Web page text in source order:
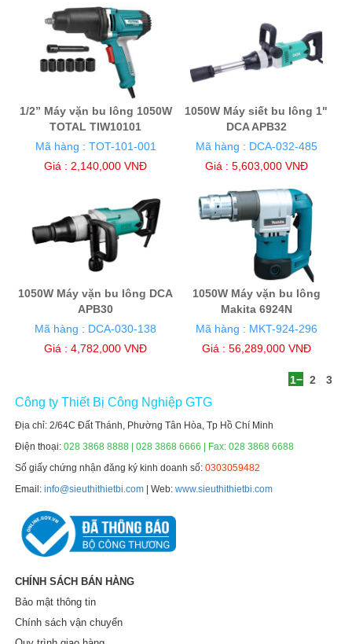
1/2” Máy vặn bu lông 1050W
TOTAL TIW10101
Mã hàng : TOT-101-001
Giá : 2,140,000 VNĐ
1050W Máy siết bu lông 1"
DCA APB32
Mã hàng : DCA-032-485
Giá : 5,603,000 VNĐ
1050W Máy vặn bu lông DCA
APB30
Mã hàng : DCA-030-138
Giá : 4,782,000 VNĐ
1050W Máy vặn bu lông
Makita 6924N
Mã hàng : MKT-924-296
Giá : 56,289,000 VNĐ
1 2 3
Công ty Thiết Bị Công Nghiệp GTG
Địa chỉ: 2/64C Đất Thánh, Phường Tân Hòa, Tp Hồ Chí Minh
Điện thoại:028 3868 8888 | 028 3868 6666 | Fax: 028 3868 6688
Số giấy chứng nhận đăng ký kinh doanh số:0303059482
Email:info@sieuthithietbi.com | Web:www.sieuthithietbi.com
CHÍNH SÁCH BÁN HÀNG
Bảo mật thông tin
Chính sách vận chuyển